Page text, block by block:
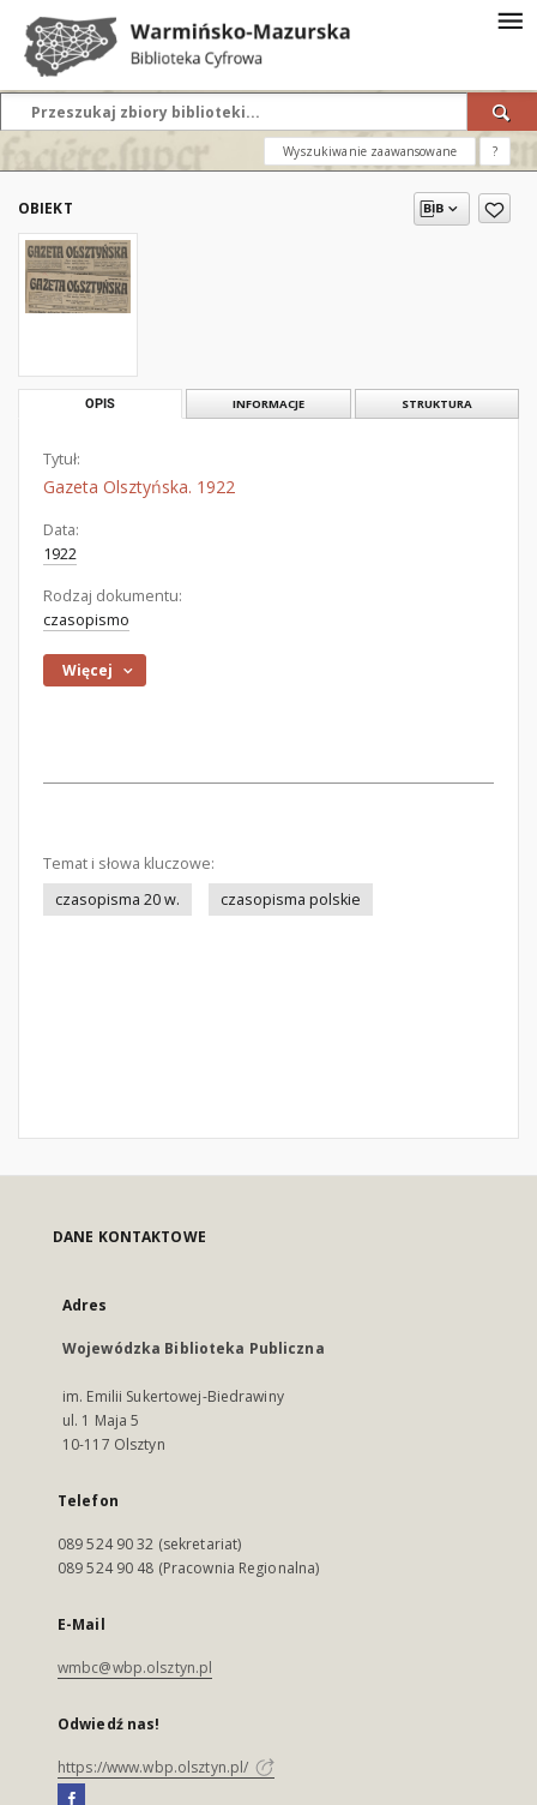
Wyszukiwanie zaawansowane ?
OBIEKT
OPIS INFORMACJE STRUKTURA
Tytuł:
Gazeta Olsztyńska. 1922
Data:
1922
Rodzaj dokumentu:
czasopismo
Więcej
Temat i słowa kluczowe:
czasopisma 20 w.
czasopisma polskie
DANE KONTAKTOWE
Adres
Wojewódzka Biblioteka Publiczna
im. Emilii Sukertowej-Biedrawiny
ul. 1 Maja 5
10-117 Olsztyn
Telefon
089 524 90 32 (sekretariat)
089 524 90 48 (Pracownia Regionalna)
E-Mail
wmbc@wbp.olsztyn.pl
Odwiedź nas!
https://www.wbp.olsztyn.pl/